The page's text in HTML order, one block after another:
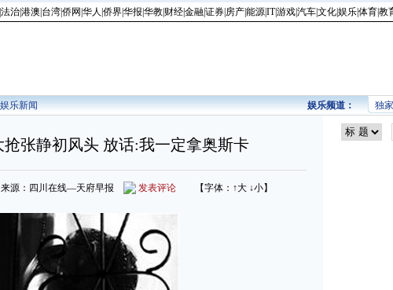
法治|港澳 台湾|侨网 华人 侨界|华报 华教| 财经|金融|证券| 房产|能源|IT|游戏|汽车|文化|娱乐|体育|教
娱乐新闻 独
娱乐频道：
张静初风头 放话:我一定拿奥斯卡
来源：四川在线—天府早报 发表评论 【字体： ↑大 ↓小】